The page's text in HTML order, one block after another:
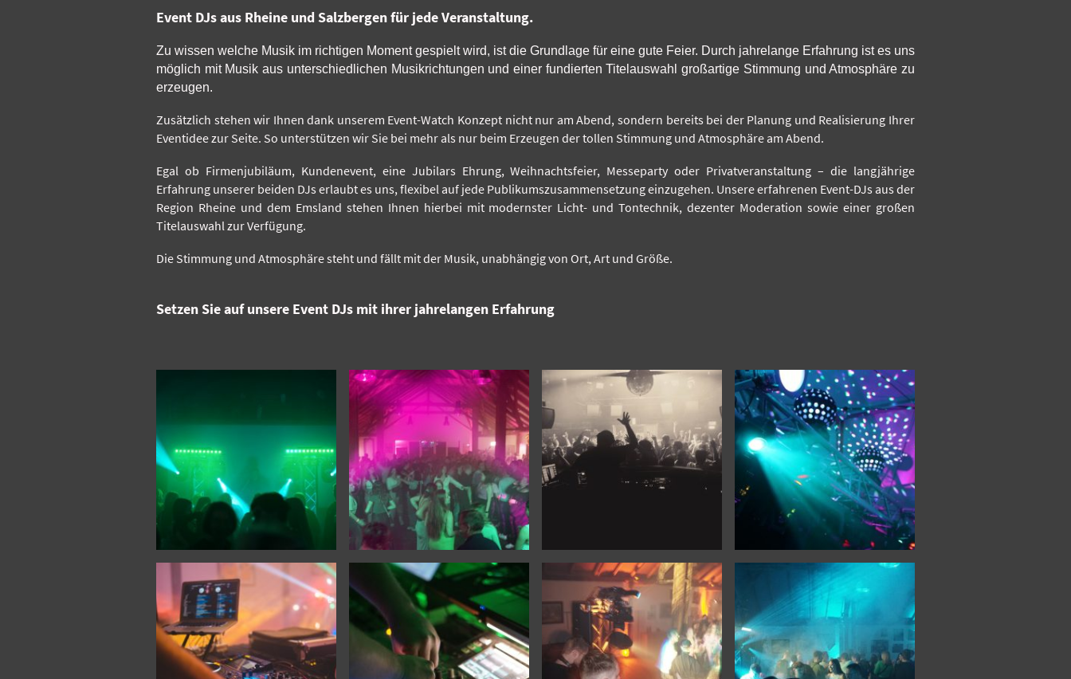
Event DJs aus Rheine und Salzbergen für jede Veranstaltung.
Zu wissen welche Musik im richtigen Moment gespielt wird, ist die Grundlage für eine gute Feier. Durch jahrelange Erfahrung ist es uns
möglich mit Musik aus unterschiedlichen Musikrichtungen und einer fundierten Titelauswahl großartige Stimmung und Atmosphäre zu
erzeugen.
Zusätzlich stehen wir Ihnen dank unserem Event-Watch Konzept nicht nur am Abend, sondern bereits bei der Planung und Realisierung Ihrer
Eventidee zur Seite. So unterstützen wir Sie bei mehr als nur beim Erzeugen der tollen Stimmung und Atmosphäre am Abend.
Egal ob Firmenjubiläum, Kundenevent, eine Jubilars Ehrung, Weihnachtsfeier, Messeparty oder Privatveranstaltung – die langjährige
Erfahrung unserer beiden DJs erlaubt es uns, flexibel auf jede Publikumszusammensetzung einzugehen. Unsere erfahrenen Event-DJs aus der
Region Rheine und dem Emsland stehen Ihnen hierbei mit modernster Licht- und Tontechnik, dezenter Moderation sowie einer großen
Titelauswahl zur Verfügung.
Die Stimmung und Atmosphäre steht und fällt mit der Musik, unabhängig von Ort, Art und Größe.
Setzen Sie auf unsere Event DJs mit ihrer jahrelangen Erfahrung